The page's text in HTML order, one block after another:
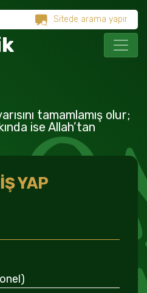
tamamlamış olur;
ise Allah’tan
YAP